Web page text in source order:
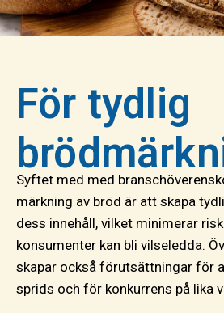
För tydlig
Syftet med med
märkning av bröd är att skapa
dess innehåll, vilket minimerar
konsumenter kan bli vilseledda.
skapar också förutsättningar för
sprids och för konkurrens på lika